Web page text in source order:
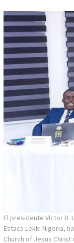
El presidente Victor B.
Estaca Lekki Nigeria,
Church of Jesus